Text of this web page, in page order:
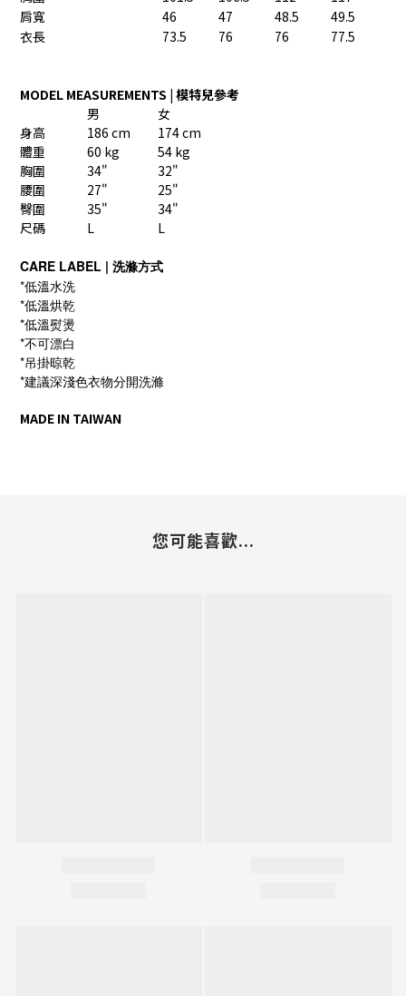
肩寬
46 47 48.5
49.5
衣長
73.5 76 76 77.5
MODEL MEASUREMENTS | 模特兒參考
男
女
身高
186 cm
174 cm
體重
60 kg
54 kg
胸圍
34"
32"
腰圍
27"
25"
臀圍
35"
34"
尺碼
L L
CARE LABEL | 洗滌方式
*低溫水洗
*低溫烘乾
*低溫熨燙
*不可漂白
*吊掛晾乾
*建議深淺色衣物分開洗滌
MADE IN TAIWAN
您可能喜歡...